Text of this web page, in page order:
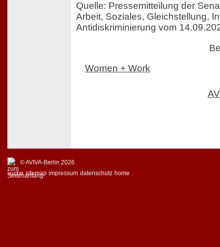
Quelle: Pressemitteilung der
Arbeit, Soziales, Gleichstellung,
Antidiskriminierung vom
Women + Work
© AVIVA-Berlin 2026
suche sitemap impressum datenschutz home